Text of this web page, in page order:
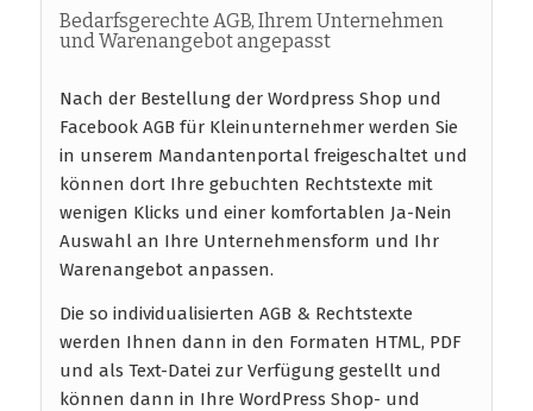
Bedarfsgerechte AGB, Ihrem Unternehmen
und Warenangebot angepasst
Nach der Bestellung der Wordpress Shop und
Facebook AGB für Kleinunternehmer werden Sie
in unserem Mandantenportal freigeschaltet und
können dort Ihre gebuchten Rechtstexte mit
wenigen Klicks und einer komfortablen Ja-Nein
Auswahl an Ihre Unternehmensform und Ihr
Warenangebot anpassen.
Die so individualisierten AGB & Rechtstexte
werden Ihnen dann in den Formaten HTML, PDF
und als Text-Datei zur Verfügung gestellt und
können dann in Ihre WordPress Shop- und